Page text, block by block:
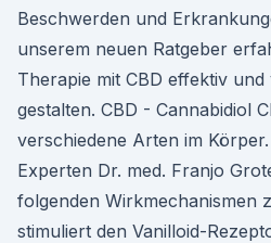
Beschwerden und
unserem neuen Ratgeber
Therapie mit CBD effektiv
gestalten. CBD - Cannabidiol
verschiedene Arten im
Experten Dr. med. Franjo
folgenden Wirkmechanismen
stimuliert den Vanilloid-